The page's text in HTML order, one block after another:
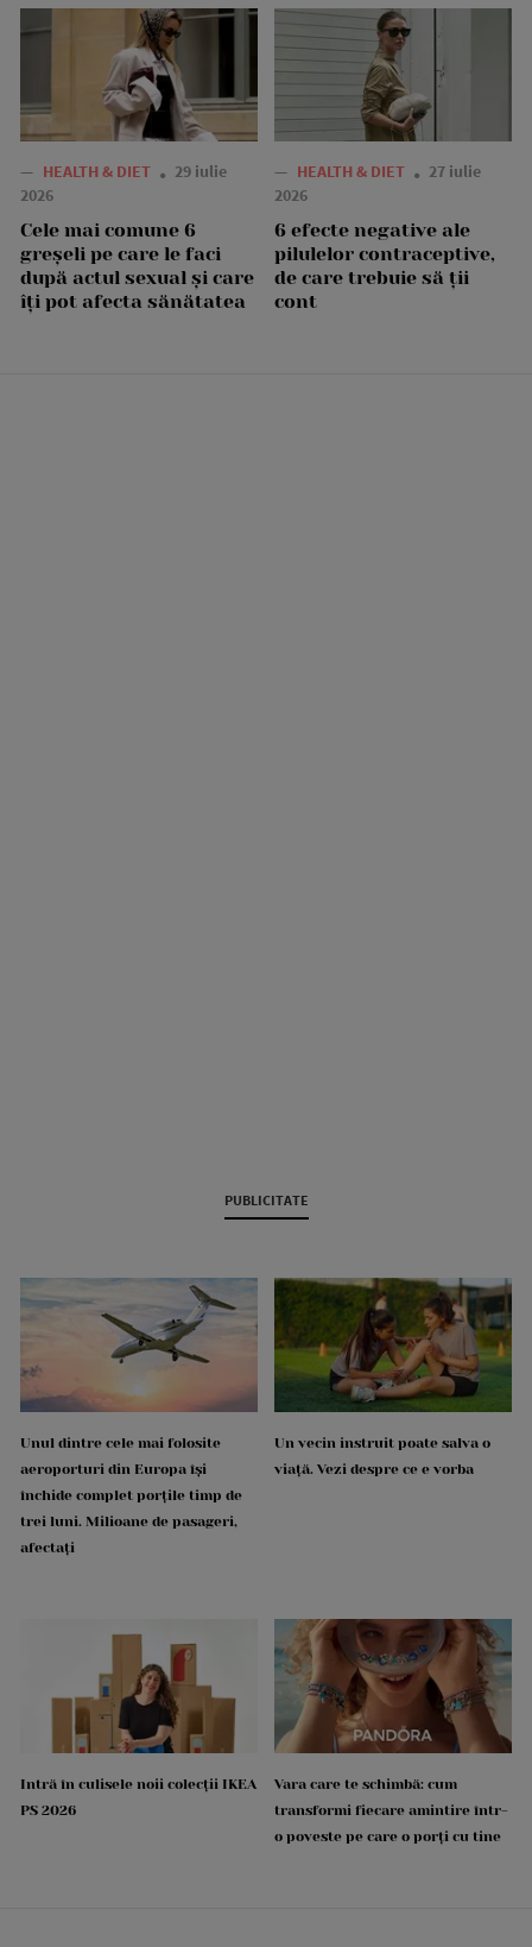
— HEALTH & DIET
29 iulie
2026
Cele mai comune 6
greșeli pe care le faci
după actul sexual și care
îți pot afecta sănătatea
— HEALTH & DIET
27 iulie
2026
6 efecte negative ale
pilulelor contraceptive,
de care trebuie să ții
cont
PUBLICITATE
Unul dintre cele mai folosite
aeroporturi din Europa își
închide complet porțile timp de
trei luni. Milioane de pasageri,
afectați
Un vecin instruit poate salva o
viață. Vezi despre ce e vorba
Intră în culisele noii colecții IKEA
PS 2026
Vara care te schimbă: cum
transformi fiecare amintire într-
o poveste pe care o porți cu tine